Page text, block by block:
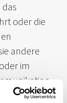
oder die
andere
im
ist die große